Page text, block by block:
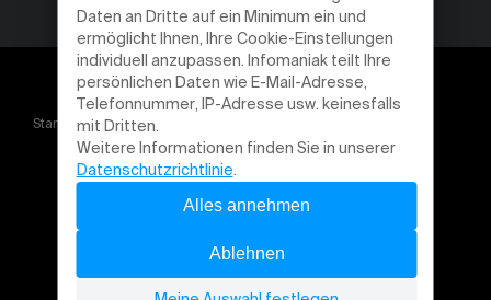
Startseite L’Odyssée des cuivres